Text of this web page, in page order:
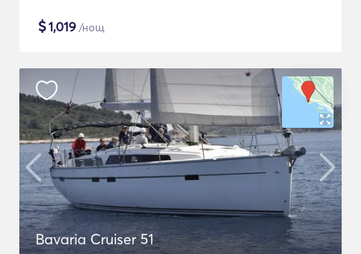
$1,019 /нощ
Bavaria Cruiser 51